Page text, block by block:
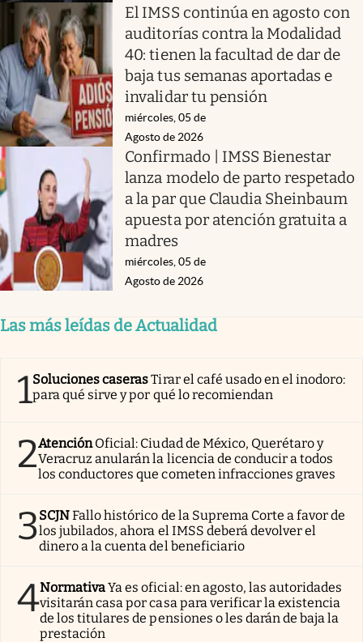
El IMSS continúa en agosto con
auditorías contra la Modalidad
40: tienen la facultad de dar de
baja tus semanas aportadas e
invalidar tu pensión
miércoles, 05 de
Agosto de 2026
Confirmado | IMSS Bienestar
lanza modelo de parto respetado
a la par que Claudia Sheinbaum
apuesta por atención gratuita a
madres
miércoles, 05 de
Agosto de 2026
Las más leídas de Actualidad
1Soluciones caserasTirar el café usado en el inodoro:
para qué sirve y por qué lo recomiendan
2AtenciónOficial: Ciudad de México, Querétaro y
Veracruz anularán la licencia de conducir a todos
los conductores que cometen infracciones graves
3SCJNFallo histórico de la Suprema Corte a favor de
los jubilados, ahora el IMSS deberá devolver el
dinero a la cuenta del beneficiario
4NormativaYa es oficial: en agosto, las autoridades
visitarán casa por casa para verificar la existencia
de los titulares de pensiones o les darán de baja la
prestación